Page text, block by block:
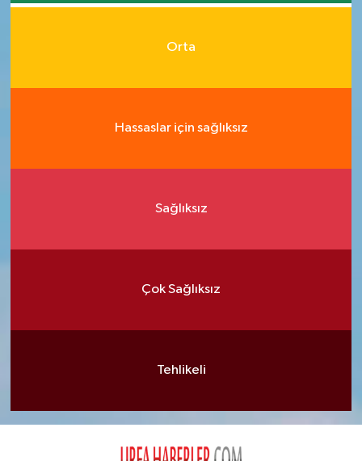
Orta
Hassaslar için sağlıksız
Sağlıksız
Çok Sağlıksız
Tehlikeli